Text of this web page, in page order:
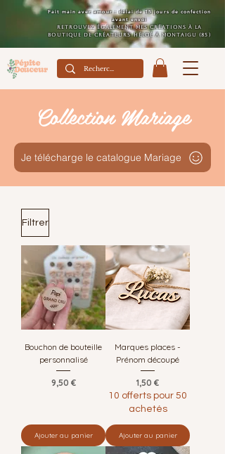
Fait main avec amour : délai de 15 jours de confection
avant envoi
Retrouvez également mes créations à la
boutique de créateurs Héloé à Montaigu (85)
Collection Mariage
Je télécharge le catalogue Mariage
Filtrer
Bouchon de bouteille
personnalisé
Prix
9,50 €
Ajouter au panier
Marques places -
Prénom découpé
Prix
1,50 €
10 offerts pour 50
achetés
Ajouter au panier